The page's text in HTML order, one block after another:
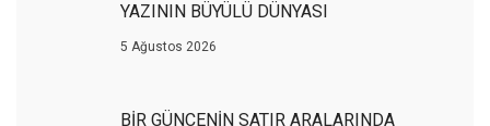
YAZININ BÜYÜLÜ DÜNYASI
5 Ağustos 2026
BİR GÜNCENİN SATIR ARALARINDA